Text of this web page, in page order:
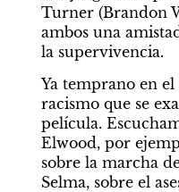
Turner (Brandon
ambos una
la supervivencia.
Ya temprano en
racismo que se
película.
Elwood, por
sobre la marcha
Selma, sobre el